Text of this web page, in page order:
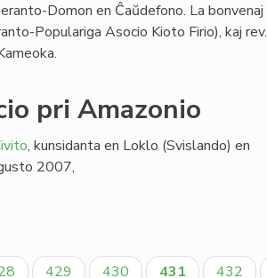
Domon en Ĉaŭdefono. La
Populariga Asocio Kioto Firio), kaj
pri Amazonio
, kunsidanta en Loklo (Svislando) en
2007,
Paĝo
429 Paĝo
430 Aktuala
431 Paĝo
432